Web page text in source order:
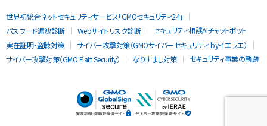
世界初総合ネットセキュリティサービス「GMOセキュリティ24」
パスワード漏洩診断
Webサイトリスク診断
セキュリティ相談AIチャットボット
実在証明・盗聴対策
サイバー攻撃対策（GMOサイバーセキュリティ byイエラエ）
サイバー攻撃対策（GMO Flatt Security）
なりすまし対策 セキュリティ事業の軌跡